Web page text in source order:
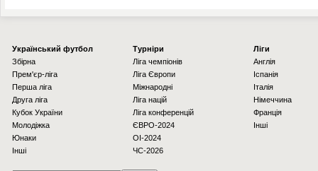
Українcький футбол
Збірна
Прем'єр-ліга
Перша ліга
Друга ліга
Кубок України
Молодіжка
Юнаки
Інші
Турніри
Ліга чемпіонів
Ліга Європи
Міжнародні
Ліга націй
Ліга конференцій
ЄВРО-2024
OI-2024
ЧС-2026
Ліги
Англія
Іспанія
Італія
Німеччина
Франція
Інші